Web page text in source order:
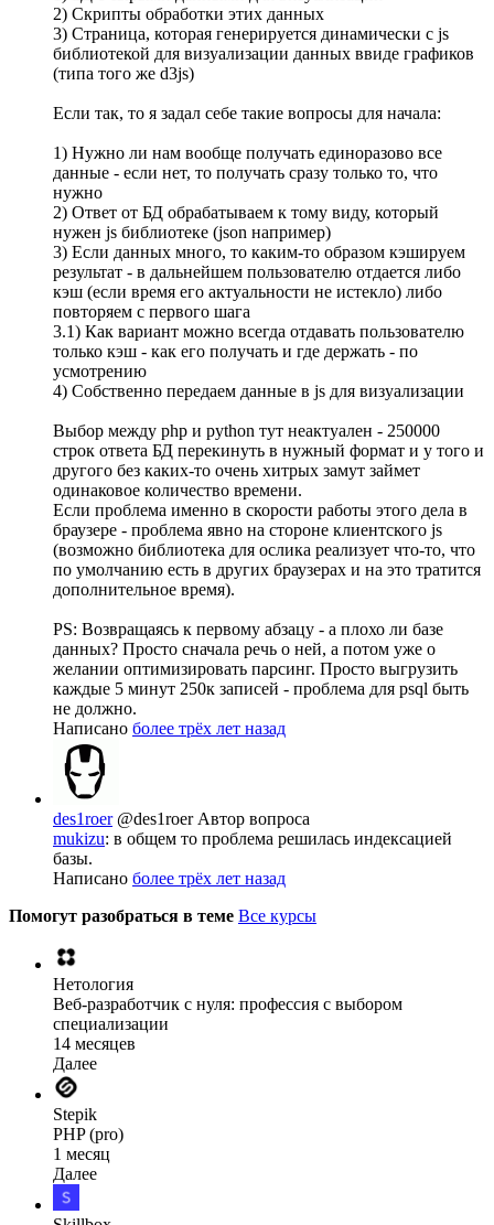
2) Скрипты обработки этих данных
3) Страница, которая генерируется динамически с js
библиотекой для визуализации данных ввиде графиков
(типа того же d3js)
Если так, то я задал себе такие вопросы для начала:
1) Нужно ли нам вообще получать единоразово все
данные - если нет, то получать сразу только то, что
нужно
2) Ответ от БД обрабатываем к тому виду, который
нужен js библиотеке (json например)
3) Если данных много, то каким-то образом кэшируем
результат - в дальнейшем пользователю отдается либо
кэш (если время его актуальности не истекло) либо
повторяем с первого шага
3.1) Как вариант можно всегда отдавать пользователю
только кэш - как его получать и где держать - по
усмотрению
4) Собственно передаем данные в js для визуализации
Выбор между php и python тут неактуален - 250000
строк ответа БД перекинуть в нужный формат и у того и
другого без каких-то очень хитрых замут займет
одинаковое количество времени.
Если проблема именно в скорости работы этого дела в
браузере - проблема явно на стороне клиентского js
(возможно библиотека для ослика реализует что-то, что
по умолчанию есть в других браузерах и на это тратится
дополнительное время).
PS: Возвращаясь к первому абзацу - а плохо ли базе
данных? Просто сначала речь о ней, а потом уже о
желании оптимизировать парсинг. Просто выгрузить
каждые 5 минут 250к записей - проблема для psql быть
не должно.
Написано более трёх лет назад
des1roer @des1roer Автор вопроса
mukizu: в общем то проблема решилась индексацией
базы.
Написано более трёх лет назад
Помогут разобраться в теме Все курсы
Нетология
Веб-разработчик с нуля: профессия с выбором
специализации
14 месяцев
Далее
Stepik
PHP (pro)
1 месяц
Далее